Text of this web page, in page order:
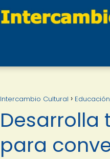
Intercambio Cultural
Desarrolla
para